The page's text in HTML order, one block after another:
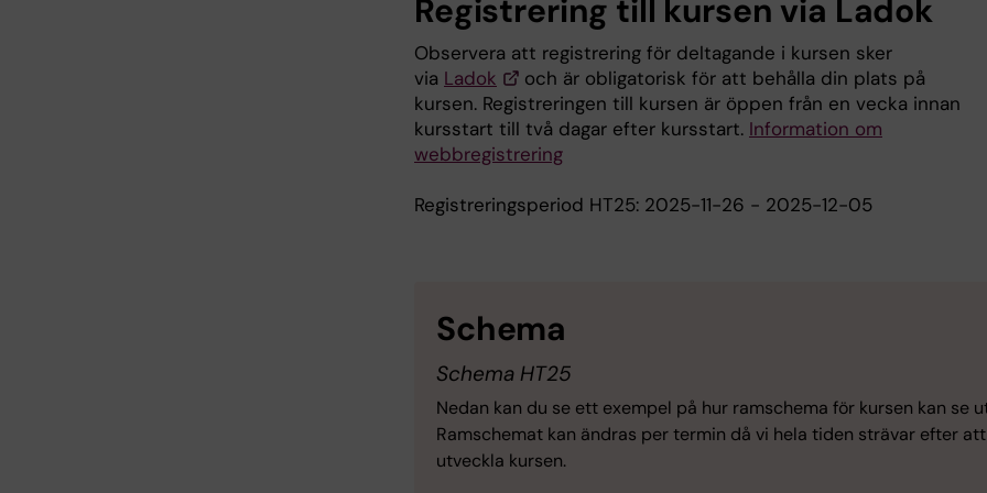
Registrering till kursen via Ladok
Observera att registrering för deltagande i kursen sker
via Ladok
och är obligatorisk för att behålla din plats på
kursen. Registreringen till kursen är öppen från en vecka innan
kursstart till två dagar efter kursstart. Information om
webbregistrering
Registreringsperiod HT25: 2025-11-26 - 2025-12-05
Schema
Schema HT25
Nedan kan du se ett exempel på hur ramschema för kursen kan se
Ramschemat kan ändras per termin då vi hela tiden strävar efter att
utveckla kursen.